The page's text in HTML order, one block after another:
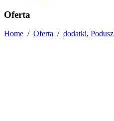
Oferta
Home / Oferta / dodatki,